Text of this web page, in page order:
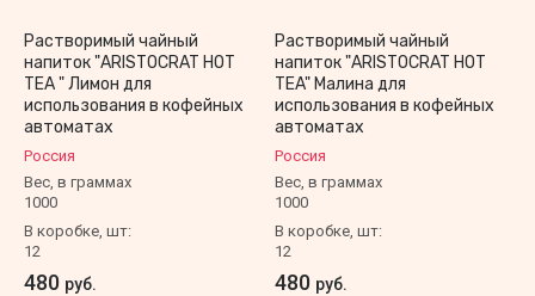
Растворимый чайный
напиток "ARISTOCRAT HOT
TEA " Лимон для
использования в кофейных
автоматах
Россия
Вес, в граммах
1000
В коробке, шт:
12
480 руб.
Растворимый чайный
напиток "ARISTOCRAT HOT
TEA" Малина для
использования в кофейных
автоматах
Россия
Вес, в граммах
1000
В коробке, шт:
12
480 руб.